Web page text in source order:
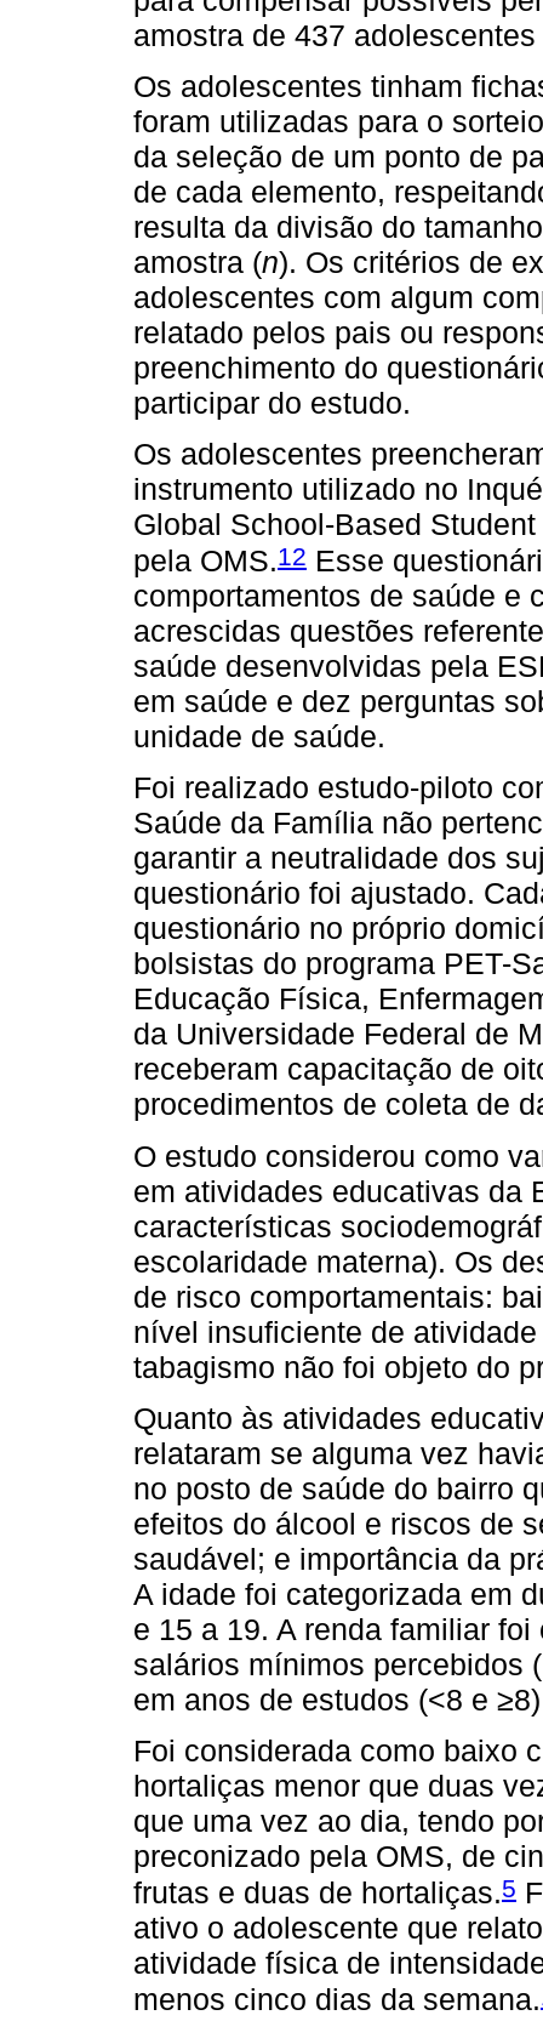
amostra de 437
Os adolescentes tinham
foram utilizadas para o
da seleção de um ponto de
de cada elemento,
resulta da divisão do
amostra (n). Os critérios de
adolescentes com algum
relatado pelos pais ou
preenchimento do
participar do estudo.
Os adolescentes
instrumento utilizado no
Global School-Based
pela OMS.12 Esse
comportamentos de saúde e
acrescidas questões
saúde desenvolvidas pela
em saúde e dez perguntas
unidade de saúde.
Foi realizado estudo-piloto
Saúde da Família não
garantir a neutralidade dos
questionário foi ajustado.
questionário no próprio
bolsistas do programa PET-
Educação Física,
da Universidade Federal de
receberam capacitação de
procedimentos de coleta de
O estudo considerou como
em atividades educativas da
características
escolaridade materna). Os
de risco comportamentais:
nível insuficiente de
tabagismo não foi objeto do
Quanto às atividades
relataram se alguma vez
no posto de saúde do bairro
efeitos do álcool e riscos de
saudável; e importância da
A idade foi categorizada em
e 15 a 19. A renda familiar
salários mínimos percebidos
em anos de estudos (<8 e
Foi considerada como baixo
hortaliças menor que duas
que uma vez ao dia, tendo
preconizado pela OMS, de
frutas e duas de hortaliças.5
ativo o adolescente que
atividade física de
menos cinco dias da semana.